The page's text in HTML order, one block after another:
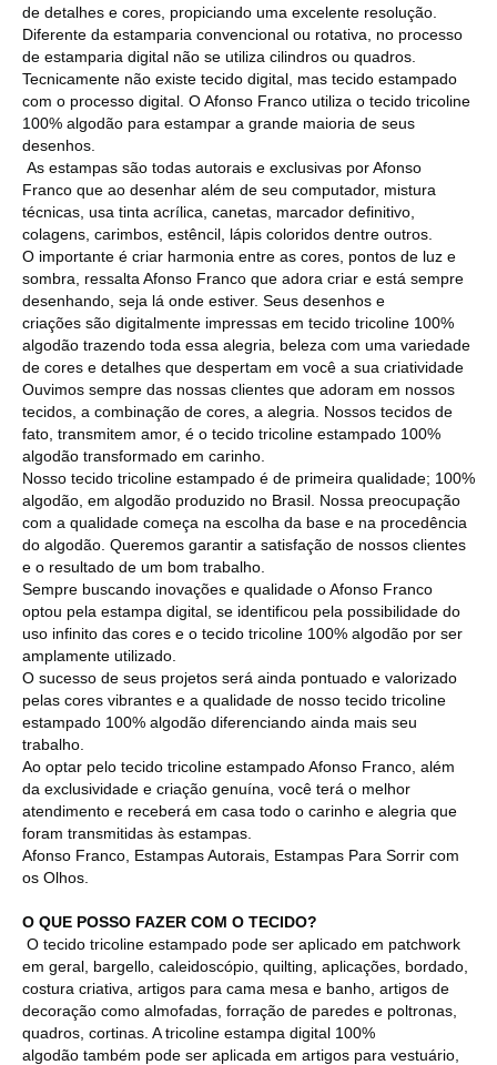
de detalhes e cores, propiciando uma excelente resolução.
Diferente da estamparia convencional ou rotativa, no processo
de estamparia digital não se utiliza cilindros ou quadros.
Tecnicamente não existe tecido digital, mas tecido estampado
com o processo digital. O Afonso Franco utiliza o tecido tricoline
100% algodão para estampar a grande maioria de seus
desenhos.
As estampas são todas autorais e exclusivas por Afonso
Franco que ao desenhar além de seu computador, mistura
técnicas, usa tinta acrílica, canetas, marcador definitivo,
colagens, carimbos, estêncil, lápis coloridos dentre outros.
O importante é criar harmonia entre as cores, pontos de luz e
sombra, ressalta Afonso Franco que adora criar e está sempre
desenhando, seja lá onde estiver. Seus desenhos e
criações são digitalmente impressas em tecido tricoline 100%
algodão trazendo toda essa alegria, beleza com uma variedade
de cores e detalhes que despertam em você a sua criatividade
Ouvimos sempre das nossas clientes que adoram em nossos
tecidos, a combinação de cores, a alegria. Nossos tecidos de
fato, transmitem amor, é o tecido tricoline estampado 100%
algodão transformado em carinho.
Nosso tecido tricoline estampado é de primeira qualidade; 100%
algodão, em algodão produzido no Brasil. Nossa preocupação
com a qualidade começa na escolha da base e na procedência
do algodão. Queremos garantir a satisfação de nossos clientes
e o resultado de um bom trabalho.
Sempre buscando inovações e qualidade o Afonso Franco
optou pela estampa digital, se identificou pela possibilidade do
uso infinito das cores e o tecido tricoline 100% algodão por ser
amplamente utilizado.
O sucesso de seus projetos será ainda pontuado e valorizado
pelas cores vibrantes e a qualidade de nosso tecido tricoline
estampado 100% algodão diferenciando ainda mais seu
trabalho.
Ao optar pelo tecido tricoline estampado Afonso Franco, além
da exclusividade e criação genuína, você terá o melhor
atendimento e receberá em casa todo o carinho e alegria que
foram transmitidas às estampas.
Afonso Franco, Estampas Autorais, Estampas Para Sorrir com
os Olhos.
O QUE POSSO FAZER COM O TECIDO?
O tecido tricoline estampado pode ser aplicado em patchwork
em geral, bargello, caleidoscópio, quilting, aplicações, bordado,
costura criativa, artigos para cama mesa e banho, artigos de
decoração como almofadas, forração de paredes e poltronas,
quadros, cortinas. A tricoline estampa digital 100%
algodão também pode ser aplicada em artigos para vestuário,